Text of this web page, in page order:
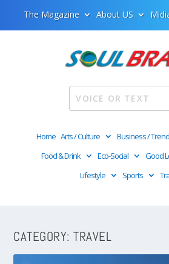
The Magazine About US
Home Arts / Culture Business /
Food & Drink
Eco-Social Good
Lifestyle
Sports
CATEGORY:TRAVEL